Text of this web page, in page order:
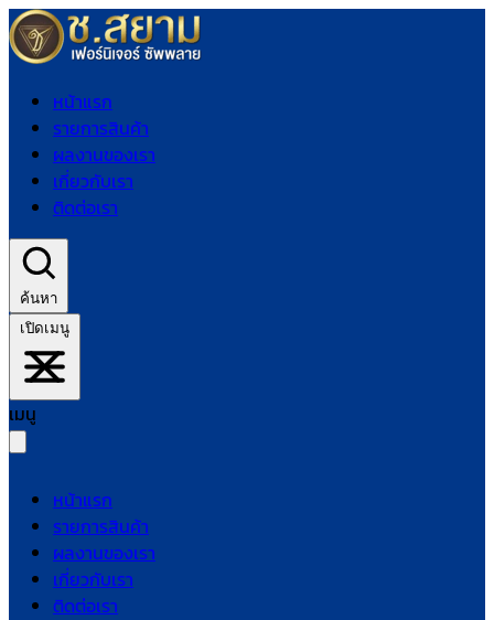
หน้าแรก
รายการสินค้า
ผลงานของเรา
เกี่ยวกับเรา
ติดต่อเรา
ค้นหา
เปิดเมนู
เมนู
หน้าแรก
รายการสินค้า
ผลงานของเรา
เกี่ยวกับเรา
ติดต่อเรา